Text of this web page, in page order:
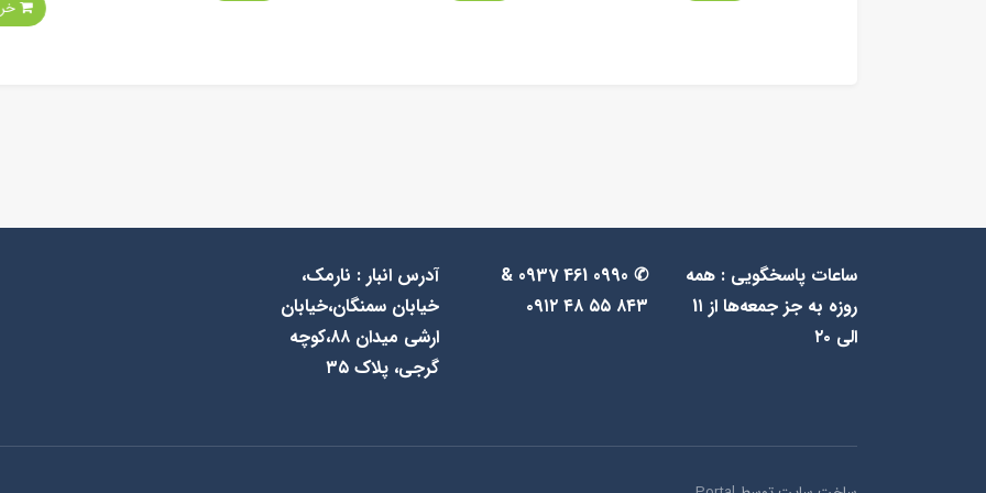
خرید
ساعات پاسخگویی : همه
روزه به جز جمعه‌ها از 1۱
الی ۲۰
✆ 0990 461 0937 &
۸۴۳ ۵۵ ۴۸ ۰۹۱۲
آدرس انبار : نارمک،
خیابان سمنگان،خیابان
ارشی میدان ۸۸،کوچه
گرجی، پلاک ۳۵